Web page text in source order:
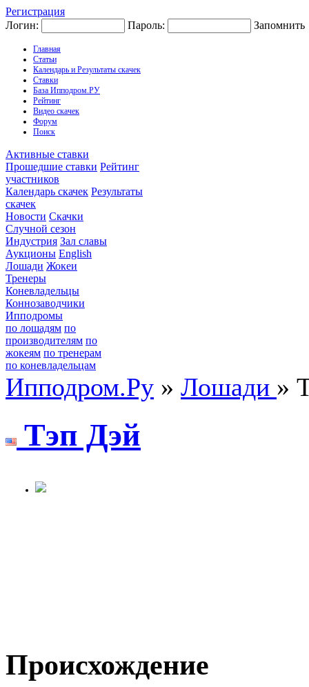
Регистрация
Логин:
Пароль: Запомнить
Главная
Статьи
Календарь и Результаты скачек
Ставки
База Ипподром.РУ
Рейтинг
Видео скачек
Форум
Поиск
Активные ставки
Прошедшие ставки Рейтинг
участников
Календарь скачек Результаты
скачек
Новости Скачки
Случной сезон
Индустрия Зал славы
Аукционы English
Лошади Жокеи
Тренеры
Коневладельцы
Коннозаводчики
Ипподромы
по лошадям по
производителям по
жокеям по тренерам
по коневладельцам
Ипподром.Ру » Лошади »
Tэп Дэй
Происхождение